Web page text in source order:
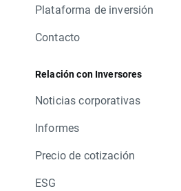
Plataforma de inversión
Contacto
Relación con Inversores
Noticias corporativas
Informes
Precio de cotización
ESG